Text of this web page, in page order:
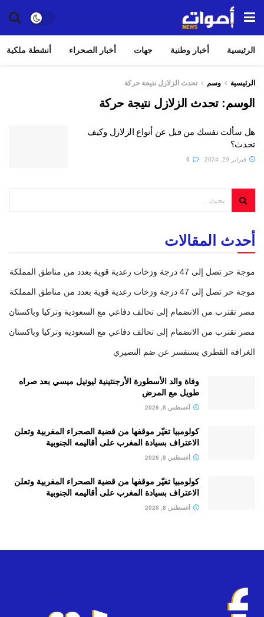
الرئيسية أخبار وطنية جهات أخبار الصحراء أنشطة ملكية
الرئيسية وسم تحدث الزلازل نتيجة حركة
الوسم:تحدث الزلازل نتيجة حركة
هل سألت نفسك من قبل عن أنواع الزلازل وكيف
تحدث؟
فبراير 29, 2024
أحدث المقالات
موجة حر تصل إلى 47 درجة وزخات رعدية قوية بعدد من مناطق المملكة
موجة حر تصل إلى 47 درجة وزخات رعدية قوية بعدد من مناطق المملكة
مصر تقترب من الانضمام إلى تحالف دفاعي مع السعودية وتركيا وباكستان
مصر تقترب من الانضمام إلى تحالف دفاعي مع السعودية وتركيا وباكستان
الغرافة القطري يستفسر عن ضم النصيري
وفاة والد الأسطورة الأرجنتينية ليونيل ميسي بعد صراه
طويل مع المرض
أغسطس 8, 2026
كولومبيا تغيّر موقفها من قضية الصحراء المغربية وتعلن
الاعتراف بسيادة المغرب على أقاليمه الجنوبية
أغسطس 8, 2026
كولومبيا تغيّر موقفها من قضية الصحراء المغربية وتعلن
الاعتراف بسيادة المغرب على أقاليمه الجنوبية
أغسطس 8, 2026